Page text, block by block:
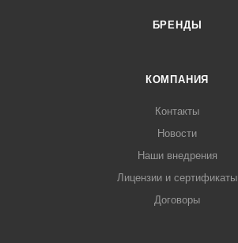
БРЕНДЫ
КОМПАНИЯ
Контакты
Новости
Наши внедрения
Лицензии и сертификаты
Договоры